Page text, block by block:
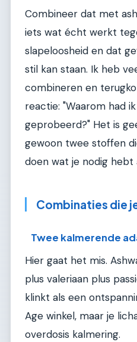
Combineer dat met
iets wat écht werkt
slapeloosheid en dat
stil kan staan. Ik heb
combineren en
reactie: "Waarom had
geprobeerd?" Het is
gewoon twee stoffen
doen wat je nodig hebt
Combinaties die
Twee kalmerende
Hier gaat het mis.
plus valeriaan plus
klinkt als een
Age winkel, maar je
overdosis kalmering.